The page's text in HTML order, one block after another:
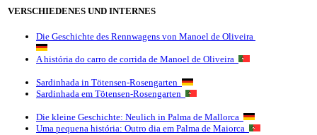
VERSCHIEDENES UND INTERNES
Die Geschichte des Rennwagens von Manoel de Oliveira
A história do carro de corrida de Manoel de Oliveira
Sardinhada in Tötensen-Rosengarten
Sardinhada em Tötensen-Rosengarten
Die kleine Geschichte: Neulich in Palma de Mallorca
Uma pequena história: Outro dia em Palma de Maiorca